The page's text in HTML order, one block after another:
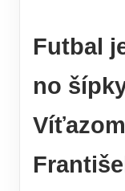
Futbal
no